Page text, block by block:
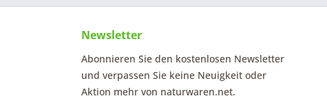
Newsletter
Abonnieren Sie den kostenlosen Newsletter
und verpassen Sie keine Neuigkeit oder
Aktion mehr von naturwaren.net.